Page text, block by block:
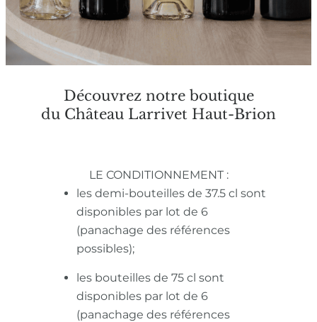
Découvrez notre boutique
du Château Larrivet Haut-Brion
LE CONDITIONNEMENT :
les demi-bouteilles de 37.5 cl sont
disponibles par lot de 6
(panachage des références
possibles);
les bouteilles de 75 cl sont
disponibles par lot de 6
(panachage des références